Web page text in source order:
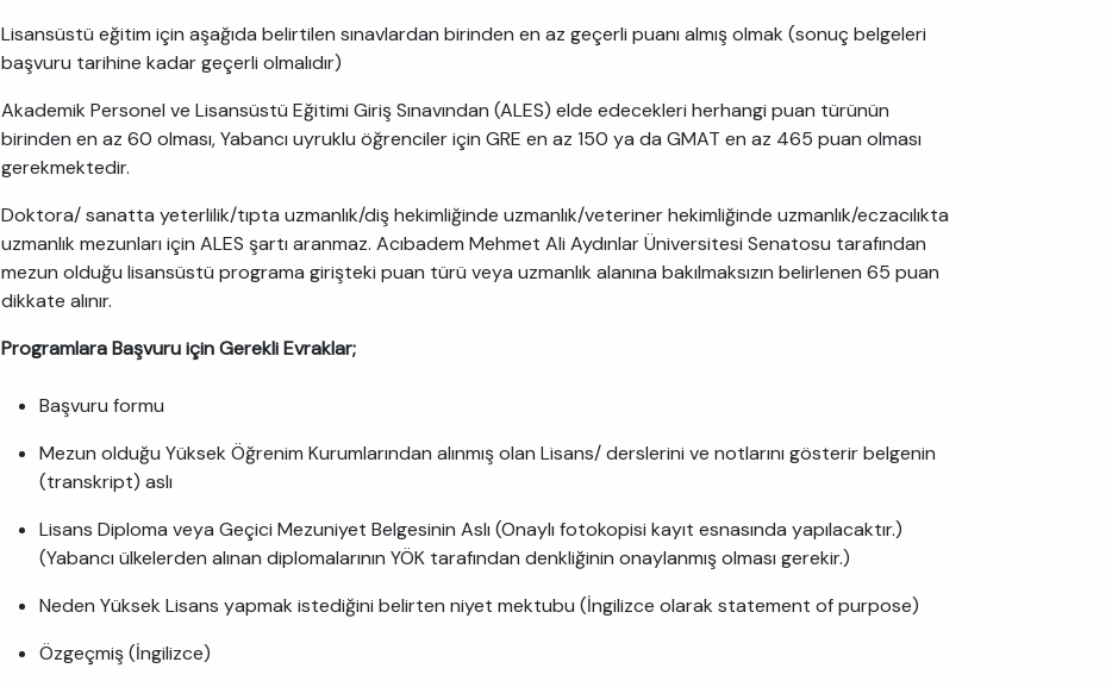
Lisansüstü eğitim için aşağıda belirtilen sınavlardan birinden en az geçerli puanı almış olmak (sonuç belgeleri
başvuru tarihine kadar geçerli olmalıdır)
Akademik Personel ve Lisansüstü Eğitimi Giriş Sınavından (ALES) elde edecekleri herhangi puan türünün
birinden en az 60 olması, Yabancı uyruklu öğrenciler için GRE en az 150 ya da GMAT en az 465 puan olması
gerekmektedir.
Doktora/ sanatta yeterlilik/tıpta uzmanlık/diş hekimliğinde uzmanlık/veteriner hekimliğinde uzmanlık/eczacılıkta
uzmanlık mezunları için ALES şartı aranmaz. Acıbadem Mehmet Ali Aydınlar Üniversitesi Senatosu tarafından
mezun olduğu lisansüstü programa girişteki puan türü veya uzmanlık alanına bakılmaksızın belirlenen 65 puan
dikkate alınır.
Programlara Başvuru için Gerekli Evraklar;
Başvuru formu
Mezun olduğu Yüksek Öğrenim Kurumlarından alınmış olan Lisans/ derslerini ve notlarını gösterir belgenin
(transkript) aslı
Lisans Diploma veya Geçici Mezuniyet Belgesinin Aslı (Onaylı fotokopisi kayıt esnasında yapılacaktır.)
(Yabancı ülkelerden alınan diplomalarının YÖK tarafından denkliğinin onaylanmış olması gerekir.)
Neden Yüksek Lisans yapmak istediğini belirten niyet mektubu (İngilizce olarak statement of purpose)
Özgeçmiş (İngilizce)